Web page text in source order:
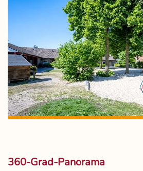
360-Grad-Panorama